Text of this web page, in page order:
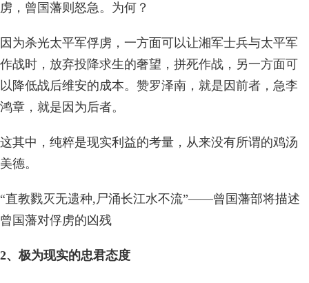
虏，曾国藩则怒急。为何？
因为杀光太平军俘虏，一方面可以让湘军士兵与太平军
作战时，放弃投降求生的奢望，拼死作战，另一方面可
以降低战后维安的成本。赞罗泽南，就是因前者，急李
鸿章，就是因为后者。
这其中，纯粹是现实利益的考量，从来没有所谓的鸡汤
美德。
“直教戮灭无遗种,尸涌长江水不流”——曾国藩部将描述
曾国藩对俘虏的凶残
2、极为现实的忠君态度